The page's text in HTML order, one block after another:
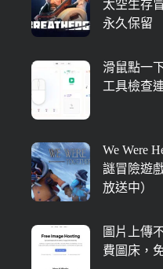
太空生存
永久保留
滑鼠點一
工具檢查
We Were
謎冒險遊
放送中）
圖片上傳
費圖床，